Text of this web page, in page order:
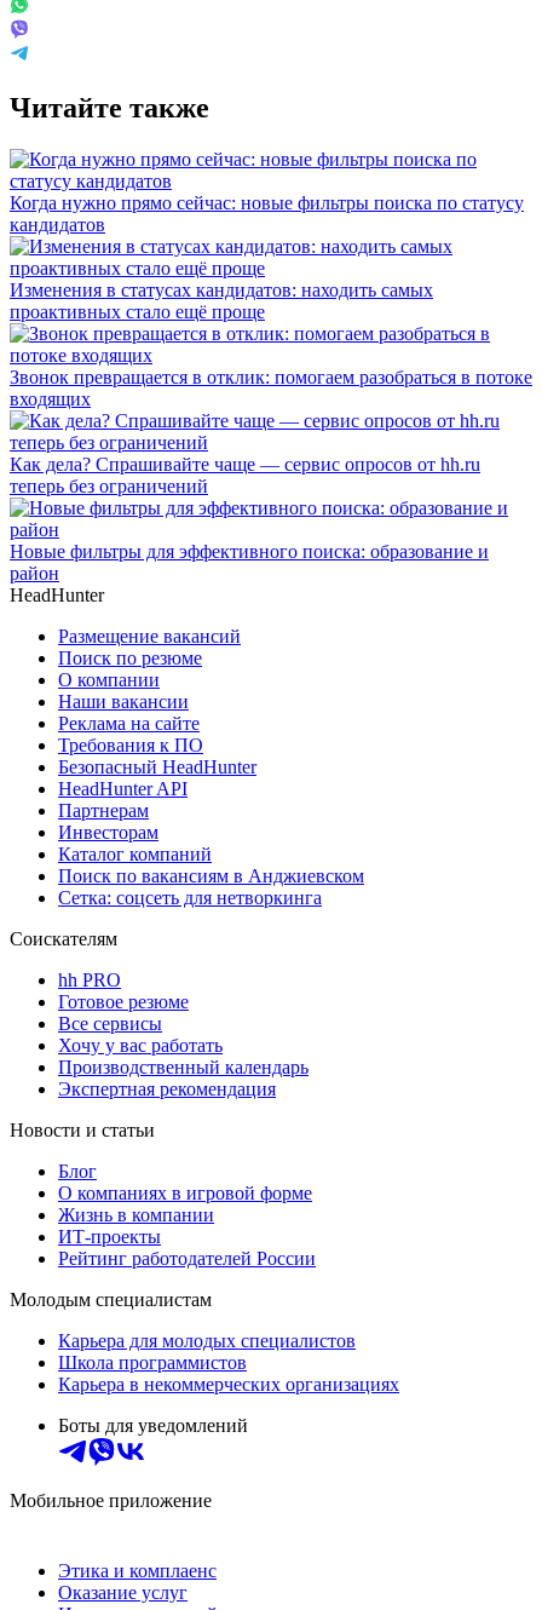
Читайте также
Когда нужно прямо сейчас: новые фильтры поиска по статусу
кандидатов
Изменения в статусах кандидатов: находить самых
проактивных стало ещё проще
Звонок превращается в отклик: помогаем разобраться в потоке
входящих
Как дела? Спрашивайте чаще — сервис опросов от hh.ru
теперь без ограничений
Новые фильтры для эффективного поиска: образование и
район
HeadHunter
Размещение вакансий
Поиск по резюме
О компании
Наши вакансии
Реклама на сайте
Требования к ПО
Безопасный HeadHunter
HeadHunter API
Партнерам
Инвесторам
Каталог компаний
Поиск по вакансиям в Анджиевском
Сетка: соцсеть для нетворкинга
Соискателям
hh PRO
Готовое резюме
Все сервисы
Хочу у вас работать
Производственный календарь
Экспертная рекомендация
Новости и статьи
Блог
О компаниях в игровой форме
Жизнь в компании
ИТ-проекты
Рейтинг работодателей России
Молодым специалистам
Карьера для молодых специалистов
Школа программистов
Карьера в некоммерческих организациях
Боты для уведомлений
Мобильное приложение
Этика и комплаенс
Оказание услуг